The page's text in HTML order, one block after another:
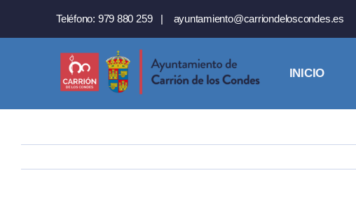
Teléfono: 979 880 259 | ayuntamiento@carriondeloscondes.es
INICIO